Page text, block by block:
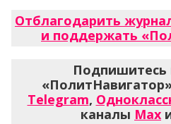
Отблагодарить
и поддержать
Подпишитесь
Telegram,
каналы Max